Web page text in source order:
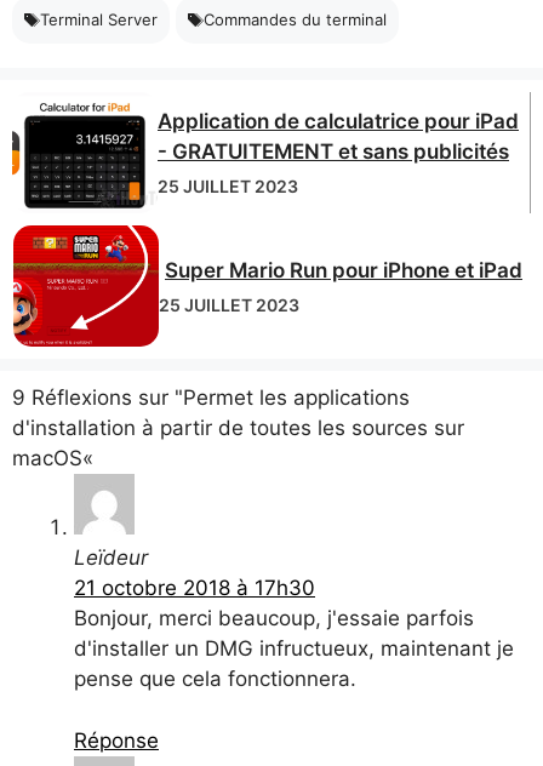
Terminal Server Commandes du terminal
Application de calculatrice pour iPad
- GRATUITEMENT et sans publicités
25 JUILLET 2023
Super Mario Run pour iPhone et iPad
25 JUILLET 2023
9 Réflexions sur "Permet les applications
d'installation à partir de toutes les sources sur
macOS«
Leïdeur
21 octobre 2018 à 17h30
Bonjour, merci beaucoup, j'essaie parfois
d'installer un DMG infructueux, maintenant je
pense que cela fonctionnera.
Réponse